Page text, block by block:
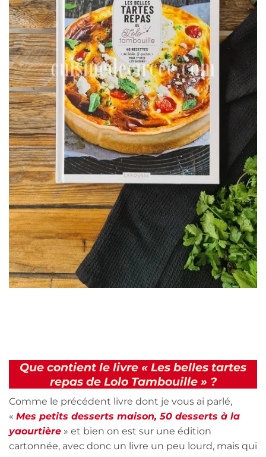
Que contient le livre « Les belles tartes
repas de Lolo Tambouille » ?
Comme le précédent livre dont je vous ai parlé,
« Mes petits desserts maison, 50 desserts à la
yaourtière » et bien on est sur une édition
cartonnée, avec donc un livre un peu lourd, mais qui